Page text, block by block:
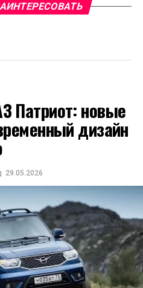
Патриот: новые
дизайн
29.05.2026